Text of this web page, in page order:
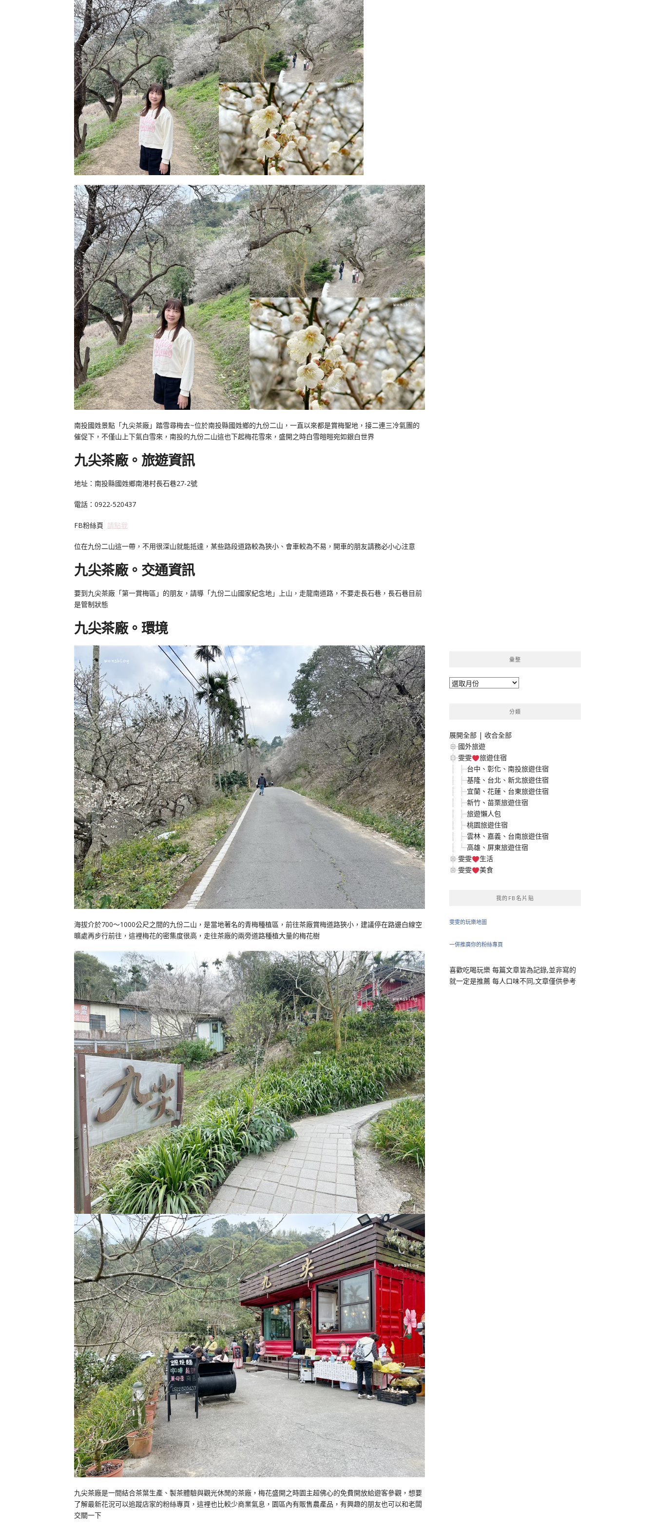
南投國姓景點「九尖茶廠」踏雪尋梅去~位於南投縣國姓鄉的九份二山，一直以來都是賞梅聖地，接二連三冷氣團的
催促下，不僅山上下氣白雪來，南投的九份二山這也下起梅花雪來，盛開之時白雪皚皚宛如銀白世界
九尖茶廠。旅遊資訊
地址：南投縣國姓鄉南港村長石巷27-2號
電話：0922-520437
FB粉絲頁 請點我
位在九份二山這一帶，不用很深山就能抵達，某些路段道路較為狹小、會車較為不易，開車的朋友請務必小心注意
九尖茶廠。交通資訊
要到九尖茶廠「第一賞梅區」的朋友，請導「九份二山國家紀念地」上山，走龍南道路，不要走長石巷，長石巷目前
是管制狀態
九尖茶廠。環境
海拔介於700～1000公尺之間的九份二山，是當地著名的青梅種植區，前往茶廠賞梅道路狹小，建議停在路邊白線空
曠處再步行前往，這裡梅花的密集度很高，走往茶廠的兩旁道路種植大量的梅花樹
九尖茶廠是一間結合茶葉生產、製茶體驗與觀光休閒的茶廠，梅花盛開之時園主超佛心的免費開放給遊客參觀，想要
了解最新花況可以追蹤店家的粉絲專頁，這裡也比較少商業氣息，園區內有販售農產品，有興趣的朋友也可以和老闆
交關一下
彙整
彙
分類
展開全部 | 收合全部
國外旅遊
雯雯
旅遊住宿
台中、彰化、南投旅遊住宿
基隆、台北、新北旅遊住宿
宜蘭、花蓮、台東旅遊住宿
新竹、苗栗旅遊住宿
旅遊懶人包
桃園旅遊住宿
雲林、嘉義、台南旅遊住宿
高雄、屏東旅遊住宿
雯雯
生活
雯雯
美食
我的FB名片貼
雯雯的玩樂地圖
一併推廣你的粉絲專頁
喜歡吃喝玩樂 每篇文章皆為記錄,並非寫的
就一定是推薦 每人口味不同,文章僅供參考